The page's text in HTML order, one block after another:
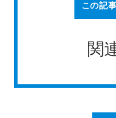
この記
関